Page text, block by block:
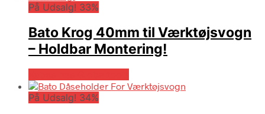
På Udsalg! 33%
Bato Krog 40mm til Værktøjsvogn
– Holdbar Montering!
På Udsalg! 34%